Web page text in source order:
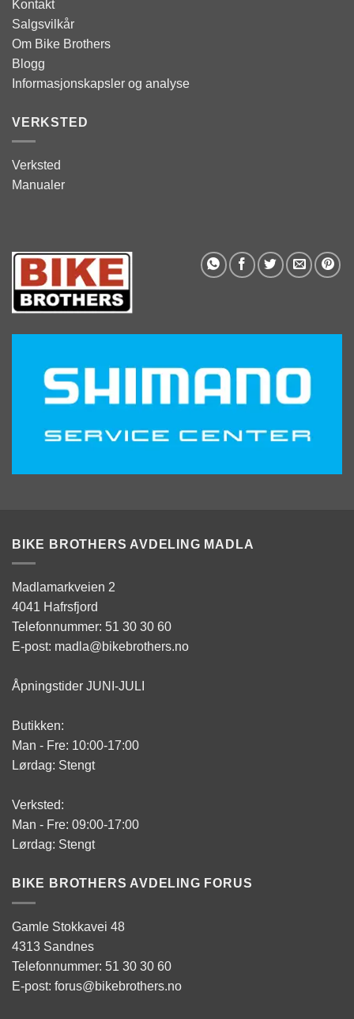
Kontakt
Salgsvilkår
Om Bike Brothers
Blogg
Informasjonskapsler og analyse
VERKSTED
Verksted
Manualer
BIKE BROTHERS AVDELING MADLA
Madlamarkveien 2
4041 Hafrsfjord
Telefonnummer: 51 30 30 60
E-post: madla@bikebrothers.no
Åpningstider JUNI-JULI
Butikken:
Man - Fre: 10:00-17:00
Lørdag: Stengt
Verksted:
Man - Fre: 09:00-17:00
Lørdag: Stengt
BIKE BROTHERS AVDELING FORUS
Gamle Stokkavei 48
4313 Sandnes
Telefonnummer: 51 30 30 60
E-post: forus@bikebrothers.no